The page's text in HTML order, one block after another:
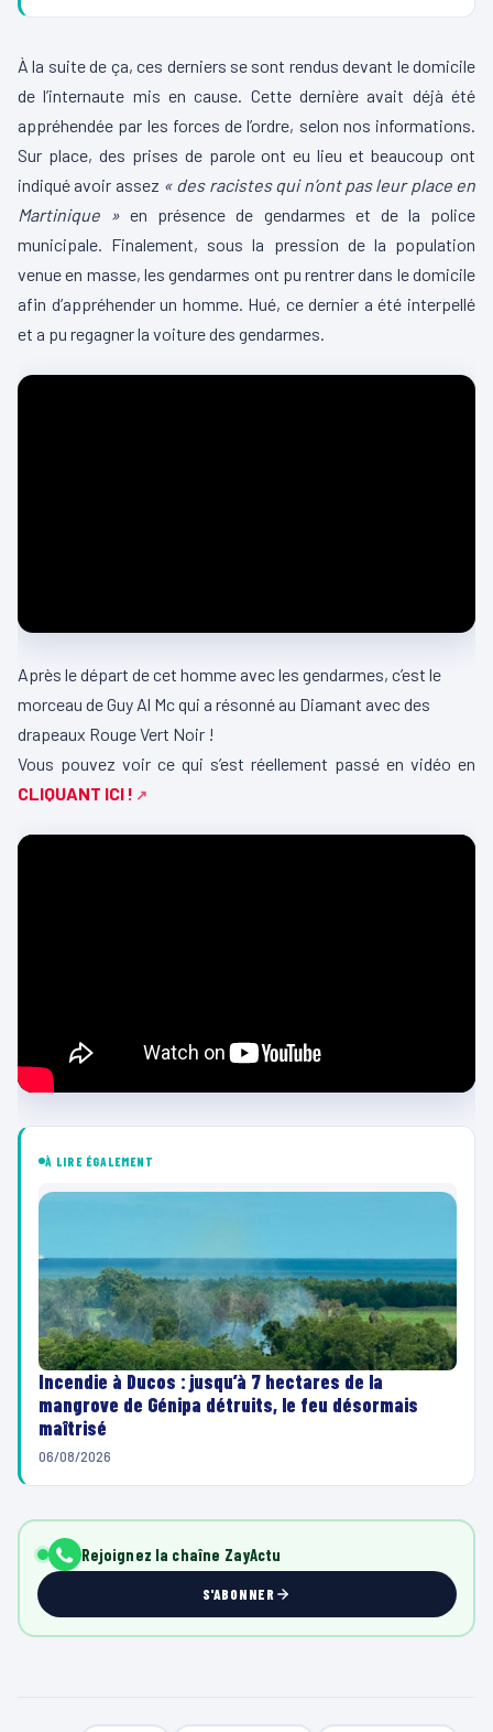
À la suite de ça, ces derniers se sont rendus devant le domicile
de l’internaute mis en cause. Cette dernière avait déjà été
appréhendée par les forces de l’ordre, selon nos informations.
Sur place, des prises de parole ont eu lieu et beaucoup ont
indiqué avoir assez « des racistes qui n’ont pas leur place en
Martinique » en présence de gendarmes et de la police
municipale. Finalement, sous la pression de la population
venue en masse, les gendarmes ont pu rentrer dans le domicile
afin d’appréhender un homme. Hué, ce dernier a été interpellé
et a pu regagner la voiture des gendarmes.
Après le départ de cet homme avec les gendarmes, c’est le
morceau de Guy Al Mc qui a résonné au Diamant avec des
drapeaux Rouge Vert Noir !
Vous pouvez voir ce qui s’est réellement passé en vidéo en
CLIQUANT ICI !
À LIRE ÉGALEMENT
Incendie à Ducos : jusqu’à 7 hectares de la
mangrove de Génipa détruits, le feu désormais
maîtrisé
06/08/2026
Rejoignez la chaîne ZayActu
S'ABONNER